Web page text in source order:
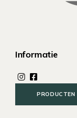
Informatie
PRODUCTEN